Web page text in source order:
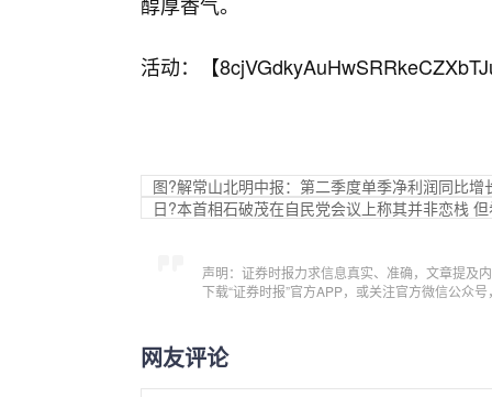
活动：【
图?解常山北明中报：第二季度单季净利润同比增
日?本首相石破茂在自民党会议上称其并非恋栈
声明：证券时报力求信息真实、准确，文章提及
下载“证券时报”官方APP，或关注官方微信公众
网友评论